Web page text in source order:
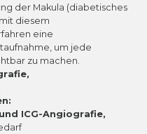
der Makula (diabetisches
diesem
eine
um jede
zu machen.
ICG-Angiografie,